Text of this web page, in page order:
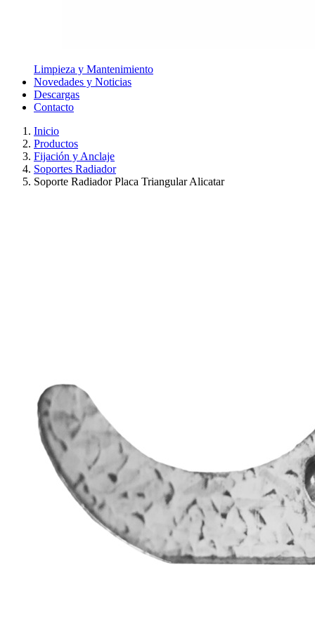
Limpieza y Mantenimiento
Novedades y Noticias
Descargas
Contacto
Inicio
Productos
Fijación y Anclaje
Soportes Radiador
Soporte Radiador Placa Triangular Alicatar